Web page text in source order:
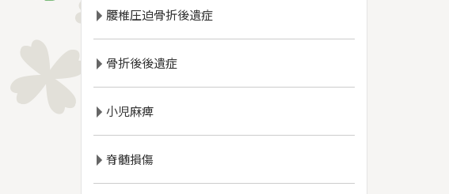
腰椎圧迫骨折後遺症
骨折後後遺症
小児麻痺
脊髄損傷